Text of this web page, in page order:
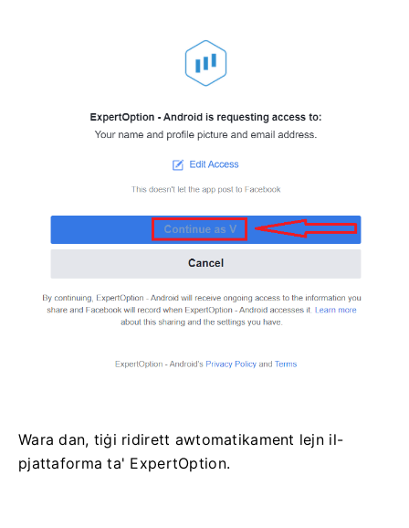
Wara dan, tiġi ridirett awtomatikament lejn il-
pjattaforma ta' ExpertOption.